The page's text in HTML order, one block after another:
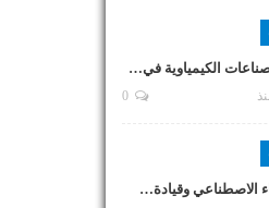
الكيمياوية في…
الاصطناعي وقيادة…